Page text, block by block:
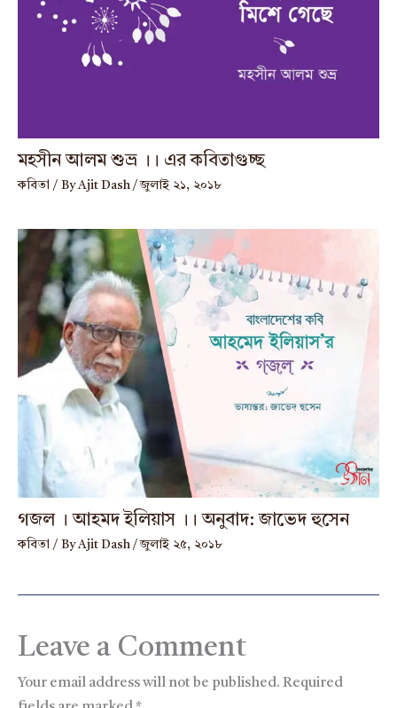
মহসীন আলম শুভ্র ।। এর কবিতাগুচ্ছ
কবিতা / By Ajit Dash /জুলাই ২১, ২০১৮
গজল । আহমদ ইলিয়াস ।। অনুবাদ: জাভেদ হুসেন
কবিতা / ByAjit Dash /জুলাই ২৫, ২০১৮
Leave a Comment
Your email address will not be published. Required